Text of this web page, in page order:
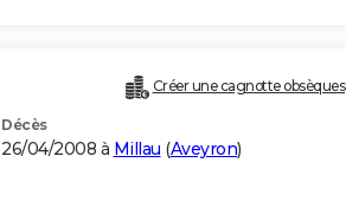
Créer une cagnotte obsèques
Décès
26/04/2008 à Millau (Aveyron)